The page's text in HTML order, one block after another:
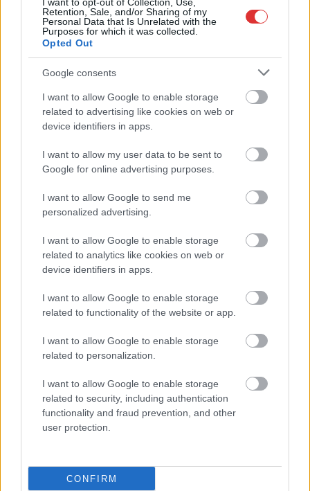
Retention, Sale, and/or Sharing of my
Personal Data that Is Unrelated with the
Purposes for which it was collected.
Opted Out
Google consents
I want to allow Google to enable storage
related to advertising like cookies on web or
device identifiers in apps.
I want to allow my user data to be sent to
Google for online advertising purposes.
I want to allow Google to send me
personalized advertising.
I want to allow Google to enable storage
related to analytics like cookies on web or
device identifiers in apps.
I want to allow Google to enable storage
related to functionality of the website or app.
I want to allow Google to enable storage
related to personalization.
I want to allow Google to enable storage
related to security, including authentication
functionality and fraud prevention, and other
user protection.
CONFIRM
Átszervezi működését az osztrák óriáscég, Szolnok is érintett
Tragédiába torkollott a segítségnyújtás elmulasztása, három
kisújszállási lakos ellen emeltek vádat
Vízitraffipax a Tisza-tavon: mostantól senki sem úszhatja meg
a száguldozást
Szolnokra is megérkezik a nyár eddigi legkeményebb napja
Már Szolnokon is korlátozások léptek életbe a tartós hatalmas
A NER kihúzta a talajt az Új Néplap alól is, immáron csak
hetilapként jelenik meg – végképp vége a nyomtatott
sajtónak?
Befejeződött a szolnoki Szentháromság-templom felújítása
Szimfonikus köntösben tért vissza a Queen világa a fővárosba
Ilyen, amikor „fél” a Tisza – a durva csapadékhiány nagyon
meglátszik
Lehet, hogy mégis megússzuk Paks teljes leállítását, némileg
emelkedett a vízszint (VIDEÓVAL)
Tugyi Zétény ezüstérmet szerzett a bakui U17-es birkózó-
világbajnokságon
Elérhetőség